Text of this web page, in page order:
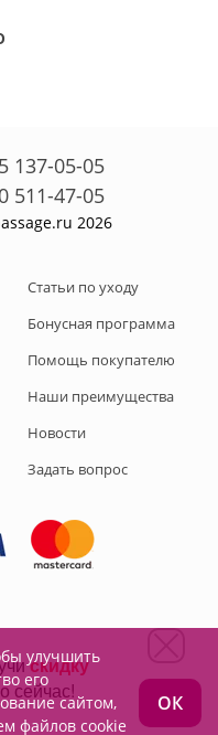
137-05-05
511-47-05
2026
Статьи по уходу
Бонусная программа
Помощь покупателю
Наши преимущества
Новости
Задать вопрос
на нас:
улучшить
его
сайтом,
файлов cookie
ОК